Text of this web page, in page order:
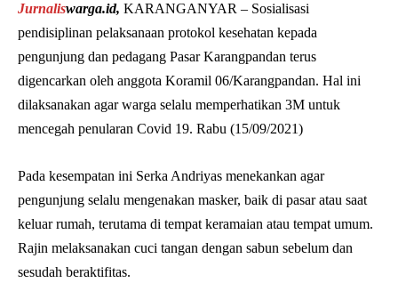
Jurnaliswarga.id, KARANGANYAR – Sosialisasi
pendisiplinan pelaksanaan protokol kesehatan kepada
pengunjung dan pedagang Pasar Karangpandan terus
digencarkan oleh anggota Koramil 06/Karangpandan. Hal ini
dilaksanakan agar warga selalu memperhatikan 3M untuk
mencegah penularan Covid 19. Rabu (15/09/2021)
Pada kesempatan ini Serka Andriyas menekankan agar
pengunjung selalu mengenakan masker, baik di pasar atau saat
keluar rumah, terutama di tempat keramaian atau tempat umum.
Rajin melaksanakan cuci tangan dengan sabun sebelum dan
sesudah beraktifitas.